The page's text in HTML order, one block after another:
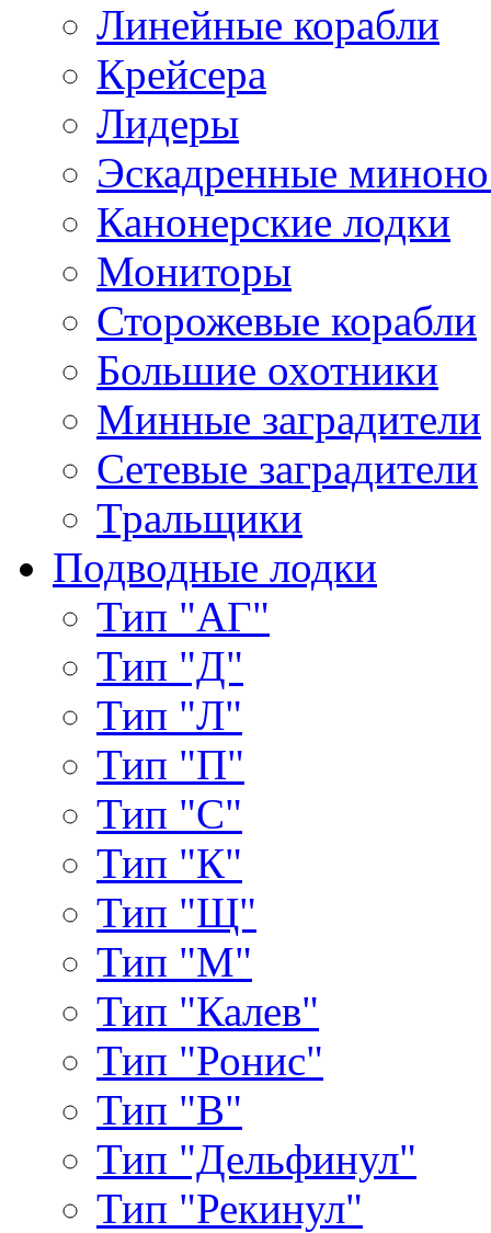
Линейные корабли
Крейсера
Лидеры
Эскадренные
Канонерские лодки
Мониторы
Сторожевые корабли
Большие охотники
Минные заградители
Сетевые заградители
Тральщики
Подводные лодки
Тип "АГ"
Тип "Д"
Тип "Л"
Тип "П"
Тип "С"
Тип "К"
Тип "Щ"
Тип "М"
Тип "Калев"
Тип "Ронис"
Тип "В"
Тип "Дельфинул"
Тип "Рекинул"